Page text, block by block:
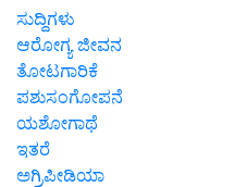
ಸುದ್ದಿಗಳು
ಆರೋಗ್ಯ ಜೀವನ
ತೋಟಗಾರಿಕೆ
ಪಶುಸಂಗೋಪನೆ
ಯಶೋಗಾಥೆ
ಇತರೆ
ಅಗ್ರಿಪೀಡಿಯಾ